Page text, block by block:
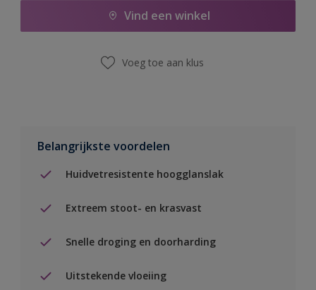
Vind een winkel
Voeg toe aan klus
Belangrijkste voordelen
Huidvetresistente hoogglanslak
Extreem stoot- en krasvast
Snelle droging en doorharding
Uitstekende vloeiing